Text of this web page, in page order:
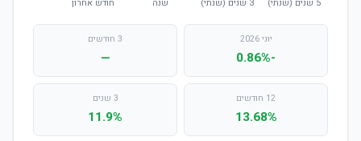
יוני 2026
-0.86%
3 חודשים
—
12 חודשים
13.68%
3 שנים
11.9%